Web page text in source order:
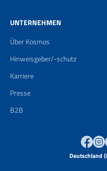
UNTERNEHMEN
Über Kosmos
Hinweisgeber/-schutz
Karriere
Presse
B2B